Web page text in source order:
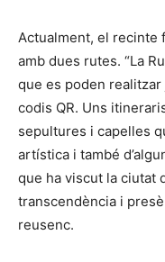
Actualment, el recinte
amb dues rutes. “La
que es poden
codis QR. Uns
sepultures i capelles
artística i també
que ha viscut la ciutat
transcendència i
reusenc.